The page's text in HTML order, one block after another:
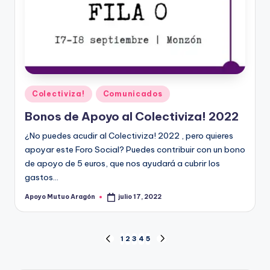
Publicado
en
Colectiviza! Comunicados
Bonos de Apoyo al Colectiviza! 2022
¿No puedes acudir al Colectiviza! 2022 , pero quieres
apoyar este Foro Social? Puedes contribuir con un bono
de apoyo de 5 euros, que nos ayudará a cubrir los
gastos…
Publicado
Apoyo Mutuo Aragón julio 17, 2022
PaginaciónPÁGINA
1 2 3 4 5